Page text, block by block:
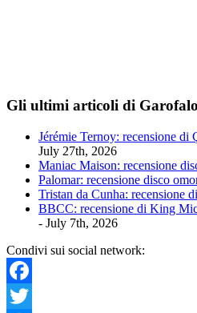
Gli ultimi articoli di
Jérémie Ternoy: recensione di
July 27th, 2026
Maniac Maison: recensione
Palomar: recensione disco
Tristan da Cunha: recensione
BBCC: recensione di King
- July 7th, 2026
Condivi sui social network:
Facebook